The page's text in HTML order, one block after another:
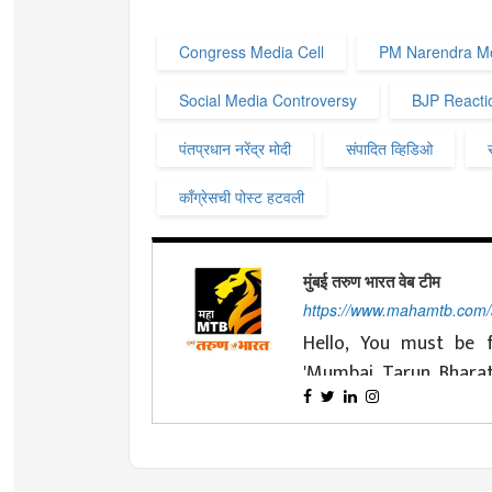
Congress Media Cell PM Narendra
Social Media Controversy BJP
पंतप्रधान नरेंद्र मोदी संपादित व्हिडिओ
काँग्रेसची पोस्ट हटवली
मुंबई तरुण भारत वेब टीम
https://
Hello, You must be
'Mumbai Tarun
nationalist ideals and
journey of four
and cooperation.
Changing with time